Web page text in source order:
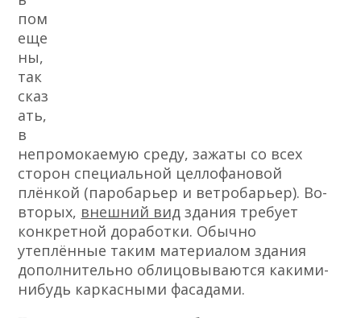
пом
еще
ны,
так
сказ
ать,
в
непромокаемую среду, зажаты со всех
сторон специальной целлофановой
плёнкой (паробарьер и ветробарьер). Во-
вторых, внешний вид здания требует
конкретной доработки. Обычно
утеплённые таким материалом здания
дополнительно облицовываются какими-
нибудь каркасными фасадами.